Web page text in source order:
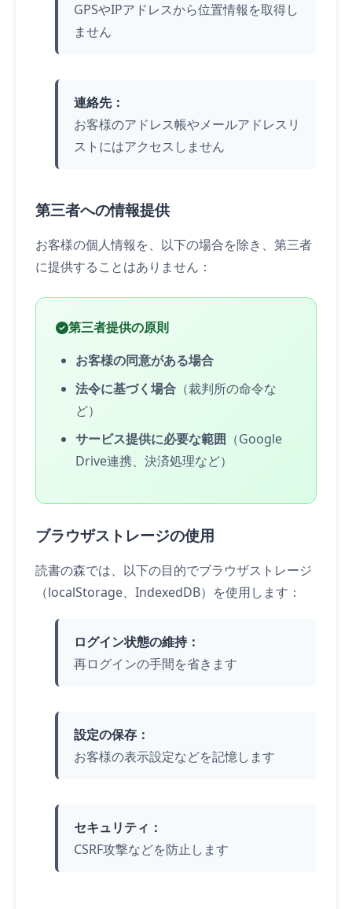
GPSやIPアドレスから位置情報を取得し
ません
連絡先：
お客様のアドレス帳やメールアドレスリ
ストにはアクセスしません
第三者への情報提供
お客様の個人情報を、以下の場合を除き、第三者
に提供することはありません：
第三者提供の原則
お客様の同意がある場合
法令に基づく場合 （裁判所の命令な
ど）
サービス提供に必要な範囲 （Google
Drive連携、決済処理など）
ブラウザストレージの使用
読書の森では、以下の目的でブラウザストレージ
（localStorage、IndexedDB）を使用します：
ログイン状態の維持：
再ログインの手間を省きます
設定の保存：
お客様の表示設定などを記憶します
セキュリティ：
CSRF攻撃などを防止します